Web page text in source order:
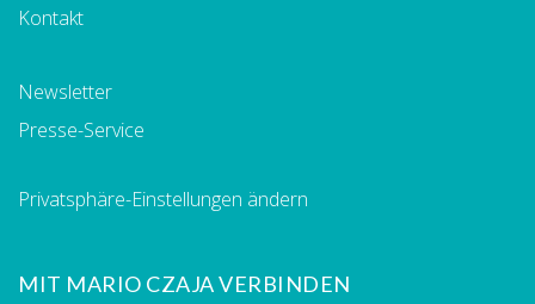
Kontakt
Newsletter
Presse-Service
Privatsphäre-Einstellungen ändern
MIT MARIO CZAJA VERBINDEN